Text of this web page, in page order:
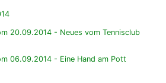
20.09.2014 - Neues vom Tennisclub
06.09.2014 - Eine Hand am Pott